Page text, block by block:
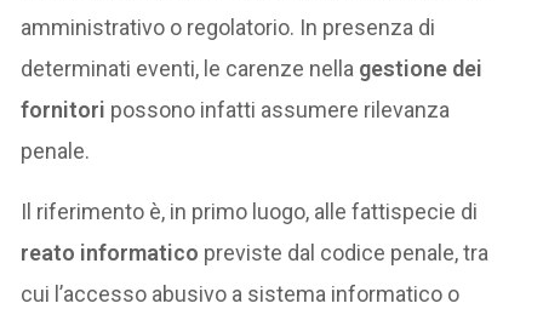
amministrativo o regolatorio. In presenza di
determinati eventi, le carenze nella gestione dei
fornitori possono infatti assumere rilevanza
penale.
Il riferimento è, in primo luogo, alle fattispecie di
reato informatico previste dal codice penale, tra
cui l’accesso abusivo a sistema informatico o